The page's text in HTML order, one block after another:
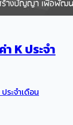
K ประจำ
ระจำเดือน